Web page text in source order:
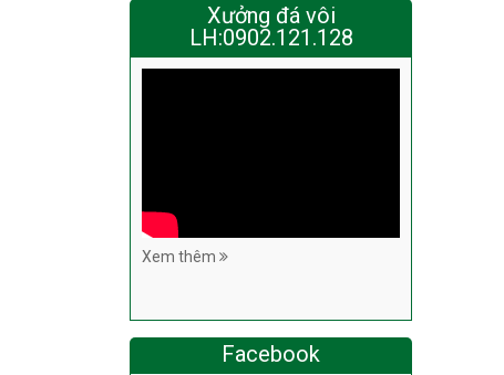
Xưởng đá vôi
LH:0902.121.128
Xem thêm
Facebook